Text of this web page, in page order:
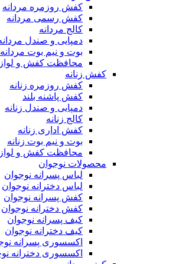
کفش روزمره مردانه
کفش رسمی مردانه
کالج مردانه
دمپایی و صندل
بوت و نیم بوت مردانه
محافظت کفش و
کفش زنانه
کفش روزمره زنانه
کفش پاشنه بلند
دمپایی و صندل زنانه
کالج زنانه
کفش اداری زنانه
بوت و نیم بوت زنانه
محافظت کفش و
محصولات نوجوان
لباس پسرانه نوجوان
لباس دخترانه نوجوان
کفش پسرانه نوجوان
کفش دخترانه نوجوان
کیف پسرانه نوجوان
کیف دخترانه نوجوان
اکسسوری پسرانه
اکسسوری دخترانه